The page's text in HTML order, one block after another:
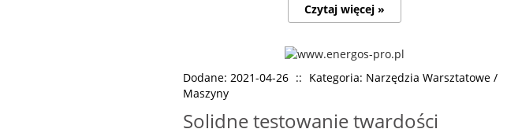
Czytaj więcej »
Dodane: 2021-04-26 :: Kategoria: Narzędzia Warsztatowe /
Maszyny
Solidne testowanie twardości